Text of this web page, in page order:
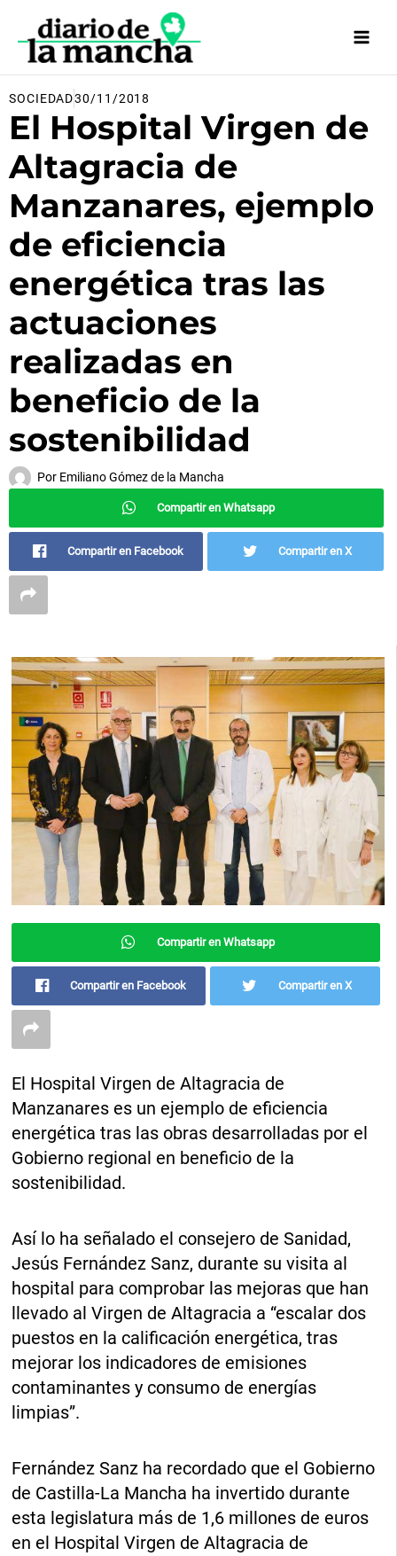
contenido
SOCIEDAD30/11/2018
El Hospital Virgen de
Altagracia de
Manzanares, ejemplo
de eficiencia
energética tras las
actuaciones
realizadas en
beneficio de la
sostenibilidad
Por Emiliano Gómez de la Mancha
Compartir en Whatsapp
Compartir en Facebook Compartir en X
Compartir en Whatsapp
Compartir en Facebook Compartir en X
El Hospital Virgen de Altagracia de
Manzanares es un ejemplo de eficiencia
energética tras las obras desarrolladas por el
Gobierno regional en beneficio de la
sostenibilidad.
Así lo ha señalado el consejero de Sanidad,
Jesús Fernández Sanz, durante su visita al
hospital para comprobar las mejoras que han
llevado al Virgen de Altagracia a “escalar dos
puestos en la calificación energética, tras
mejorar los indicadores de emisiones
contaminantes y consumo de energías
limpias”.
Fernández Sanz ha recordado que el Gobierno
de Castilla-La Mancha ha invertido durante
esta legislatura más de 1,6 millones de euros
en el Hospital Virgen de Altagracia de